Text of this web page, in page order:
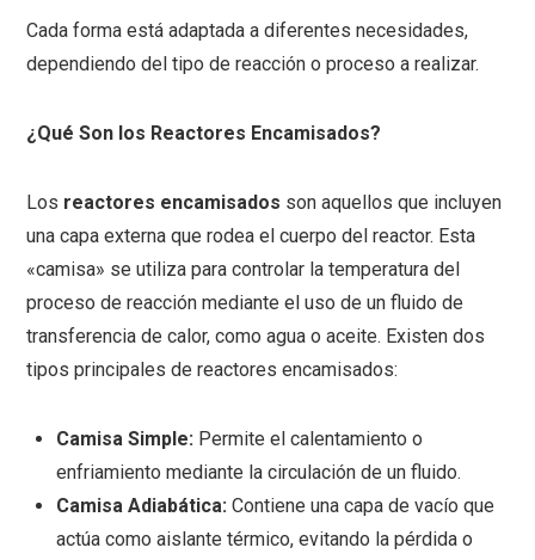
Cada forma está adaptada a diferentes necesidades,
dependiendo del tipo de reacción o proceso a realizar.
¿Qué Son los Reactores Encamisados?
Los reactores encamisados son aquellos que incluyen
una capa externa que rodea el cuerpo del reactor. Esta
«camisa» se utiliza para controlar la temperatura del
proceso de reacción mediante el uso de un fluido de
transferencia de calor, como agua o aceite. Existen dos
tipos principales de reactores encamisados:
Camisa Simple: Permite el calentamiento o
enfriamiento mediante la circulación de un fluido.
Camisa Adiabática: Contiene una capa de vacío que
actúa como aislante térmico, evitando la pérdida o